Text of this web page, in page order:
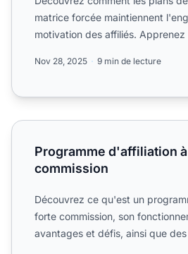
matrice forcée maintiennent
motivation des affiliés.
Nov 28, 2025 9 min de lecture
Programme d'affiliation à forte
Programme d'affiliation
commission
Découvrez ce qu'est un
forte commission, son
avantages et défis, ainsi que